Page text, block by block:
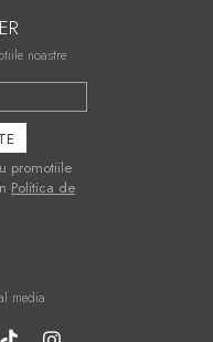
noastre
promotiile
Politica de
media